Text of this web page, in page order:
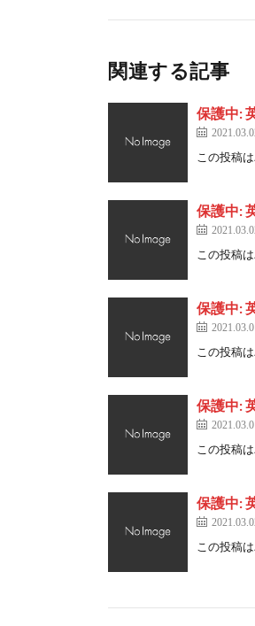
関連する記事
保護中:
この投稿
保護中:
この投稿
保護中:
この投稿
保護中:
この投稿
保護中:
この投稿